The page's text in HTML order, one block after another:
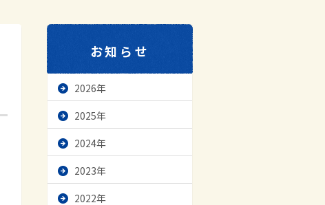
お知らせ
2026年
2025年
2024年
2023年
2022年